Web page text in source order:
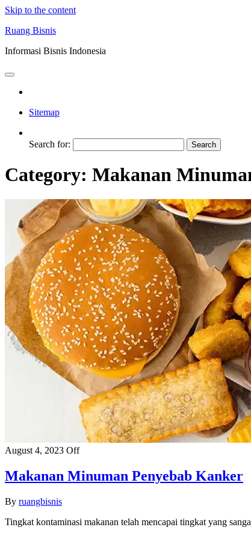
Skip to the content
Ruang Bisnis
Informasi Bisnis Indonesia
Sitemap
Search for:
Category: Makanan
August 4, 2023 Off
Makanan Minuman Penyebab Kanker
By ruangbisnis
Tingkat kontaminasi makanan telah mencapai tingkat yang